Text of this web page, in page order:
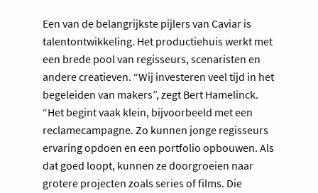
Een van de belangrijkste pijlers van Caviar is
talentontwikkeling. Het productiehuis werkt met
een brede pool van regisseurs, scenaristen en
andere creatieven. “Wij investeren veel tijd in het
begeleiden van makers”, zegt Bert Hamelinck.
“Het begint vaak klein, bijvoorbeeld met een
reclamecampagne. Zo kunnen jonge regisseurs
ervaring opdoen en een portfolio opbouwen. Als
dat goed loopt, kunnen ze doorgroeien naar
grotere projecten zoals series of films. Die